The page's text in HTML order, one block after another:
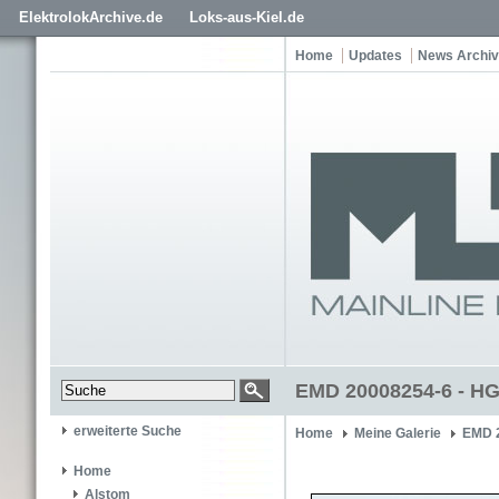
ElektrolokArchive.de Loks-aus-Kiel.de
Home Updates News Archiv
EMD 20008254-6 -
erweiterte Suche
Home
Alstom
Home Meine Galerie EMD